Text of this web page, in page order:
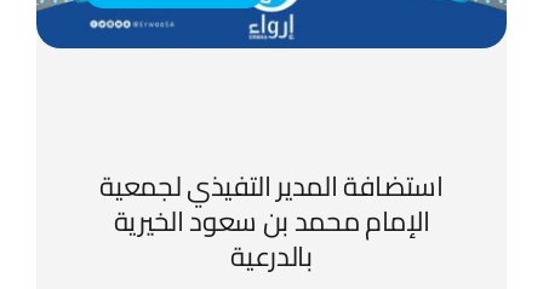
استضافة المدير التفيذي لجمعية
الإمام محمد بن سعود الخيرية
بالدرعية